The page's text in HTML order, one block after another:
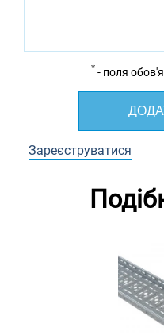
* - поля
Зареєструватися